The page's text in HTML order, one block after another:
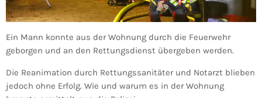
Ein Mann konnte aus der Wohnung durch die Feuerwehr
geborgen und an den Rettungsdienst übergeben werden.
Die Reanimation durch Rettungssanitäter und Notarzt blieben
jedoch ohne Erfolg. Wie und warum es in der Wohnung